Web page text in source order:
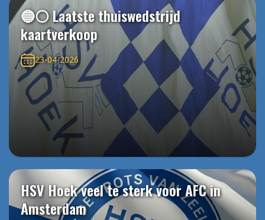
🔵⚪️ Laatste thuiswedstrijd
kaartverkoop
23-04-2026
HSV Hoek veel te sterk voor AFC in
Amsterdam